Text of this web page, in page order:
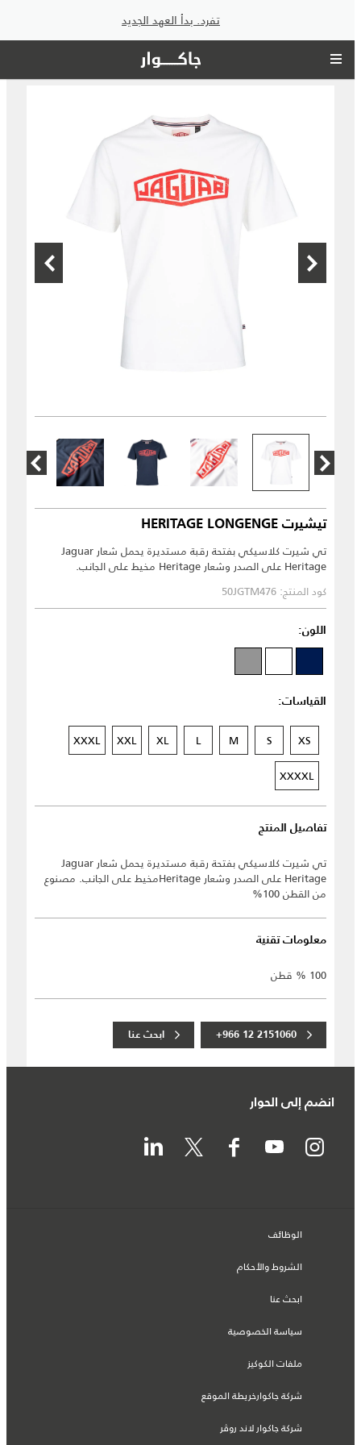
تفرد. بدأ العهد الجديد
تيشيرت HERITAGE LONGENGE
تي شيرت كلاسيكي بفتحة رقبة مستديرة يحمل شعار Jaguar
Heritage على الصدر وشعار Heritage مخيط على الجانب.
كود المنتج: 50JGTM476
اللون:
القياسات:
XS
S
M
L
XL
XXL
XXXL
XXXXL
تفاصيل المنتج
تي شيرت كلاسيكي بفتحة رقبة مستديرة يحمل شعار Jaguar
Heritage على الصدر وشعار Heritageمخيط على الجانب. مصنوع
من القطن 100%
معلومات تقنية
100 % قطن
+966 12 2151060 ابحث عنا
انضم إلى الحوار
الوظائف
الشروط والأحكام
ابحث عنا
سياسة الخصوصية
ملفات الكوكيز
شركة جاكوارخريطة الموقع
شركة جاكوار لاند روڤر